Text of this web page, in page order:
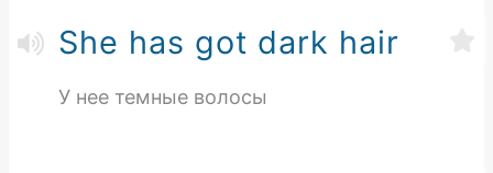
She has got dark hair
У нее темные волосы